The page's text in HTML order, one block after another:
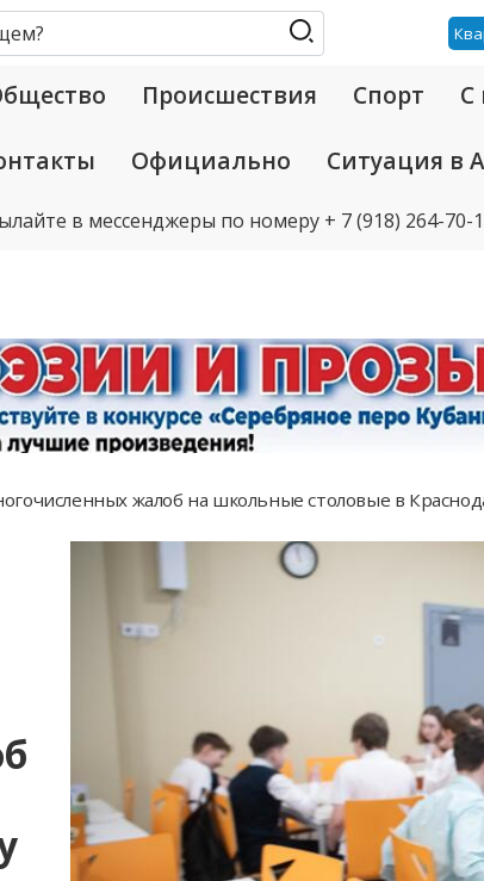
Происшествия Спорт С
Официально Ситуация в
в мессенджеры по номеру + 7 (918) 264-70-
жалоб на школьные столовые в